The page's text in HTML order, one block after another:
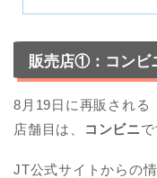
販売店①：コンビ
8月19日に再販される
店舗目は、
コンビニで
JT公式サイトからの